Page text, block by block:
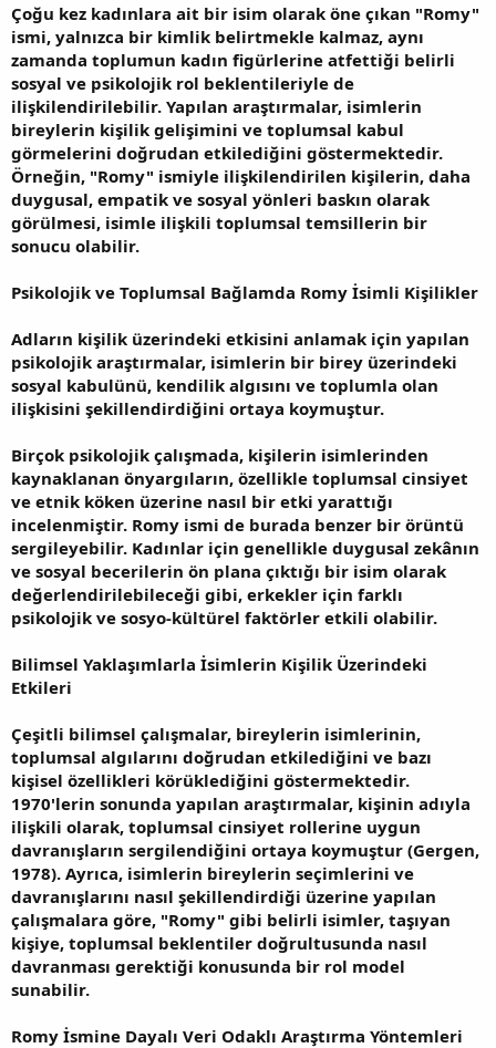
Çoğu kez kadınlara ait bir isim olarak öne çıkan "Romy"
ismi, yalnızca bir kimlik belirtmekle kalmaz, aynı
zamanda toplumun kadın figürlerine atfettiği belirli
sosyal ve psikolojik rol beklentileriyle de
ilişkilendirilebilir. Yapılan araştırmalar, isimlerin
bireylerin kişilik gelişimini ve toplumsal kabul
görmelerini doğrudan etkilediğini göstermektedir.
Örneğin, "Romy" ismiyle ilişkilendirilen kişilerin, daha
duygusal, empatik ve sosyal yönleri baskın olarak
görülmesi, isimle ilişkili toplumsal temsillerin bir
sonucu olabilir.
Psikolojik ve Toplumsal Bağlamda Romy İsimli Kişilikler
Adların kişilik üzerindeki etkisini anlamak için yapılan
psikolojik araştırmalar, isimlerin bir birey üzerindeki
sosyal kabulünü, kendilik algısını ve toplumla olan
ilişkisini şekillendirdiğini ortaya koymuştur.
Birçok psikolojik çalışmada, kişilerin isimlerinden
kaynaklanan önyargıların, özellikle toplumsal cinsiyet
ve etnik köken üzerine nasıl bir etki yarattığı
incelenmiştir. Romy ismi de burada benzer bir örüntü
sergileyebilir. Kadınlar için genellikle duygusal zekânın
ve sosyal becerilerin ön plana çıktığı bir isim olarak
değerlendirilebileceği gibi, erkekler için farklı
psikolojik ve sosyo-kültürel faktörler etkili olabilir.
Bilimsel Yaklaşımlarla İsimlerin Kişilik Üzerindeki
Etkileri
Çeşitli bilimsel çalışmalar, bireylerin isimlerinin,
toplumsal algılarını doğrudan etkilediğini ve bazı
kişisel özellikleri körüklediğini göstermektedir.
1970'lerin sonunda yapılan araştırmalar, kişinin adıyla
ilişkili olarak, toplumsal cinsiyet rollerine uygun
davranışların sergilendiğini ortaya koymuştur (Gergen,
1978). Ayrıca, isimlerin bireylerin seçimlerini ve
davranışlarını nasıl şekillendirdiği üzerine yapılan
çalışmalara göre, "Romy" gibi belirli isimler, taşıyan
kişiye, toplumsal beklentiler doğrultusunda nasıl
davranması gerektiği konusunda bir rol model
sunabilir.
Romy İsmine Dayalı Veri Odaklı Araştırma Yöntemleri